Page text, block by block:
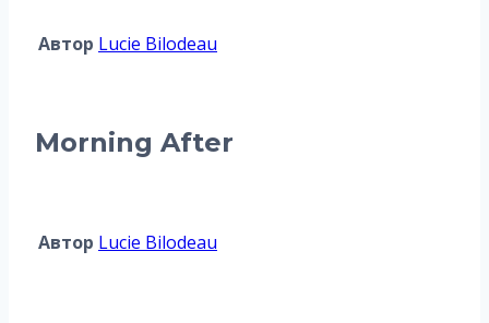
Автор Lucie Bilodeau
Morning After
Автор Lucie Bilodeau